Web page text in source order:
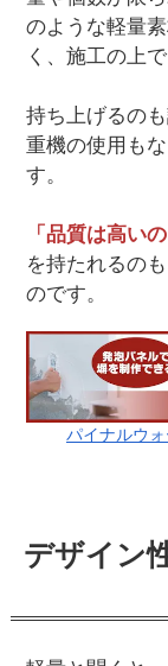
のような軽量
く、施工の上
持ち上げるの
重機の使用も
す。
「品質は高い
を持たれるの
のです。
パイナルウ
デザイン